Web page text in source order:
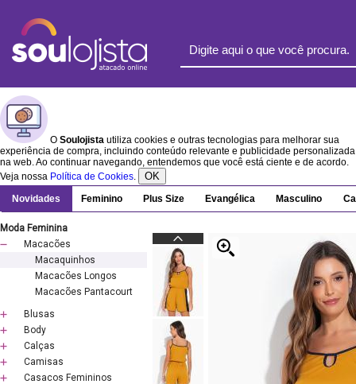
O Soulojista utiliza cookies e outras tecnologias para melhorar sua
experiência de compra, incluindo conteúdo relevante e publicidade personalizada
na web. Ao continuar navegando, entendemos que você está ciente e de acordo.
Veja nossa Política de Cookies. OK
Novidades Feminino Plus Size Evangélica Masculino
Moda Feminina
Macacões
Macaquinhos
Macacões Longos
Macacões Pantacourt
Blusas
Body
Calças
Camisas
Casacos Femininos